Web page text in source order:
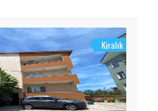
Kiralık